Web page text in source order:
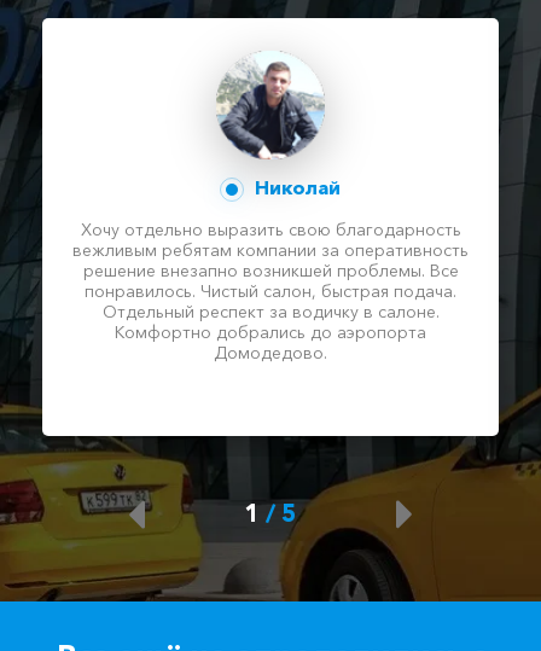
Николай
Хочу отдельно выразить свою благодарность
вежливым ребятам компании за оперативность
решение внезапно возникшей проблемы. Все
понравилось. Чистый салон, быстрая подача.
Отдельный респект за водичку в салоне.
Комфортно добрались до аэропорта
Домодедово.
1 /5